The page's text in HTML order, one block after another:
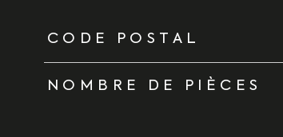
TRAD_ZEPHYR_Caracteristique
CODE POSTAL
NOMBRE DE PIÈCES